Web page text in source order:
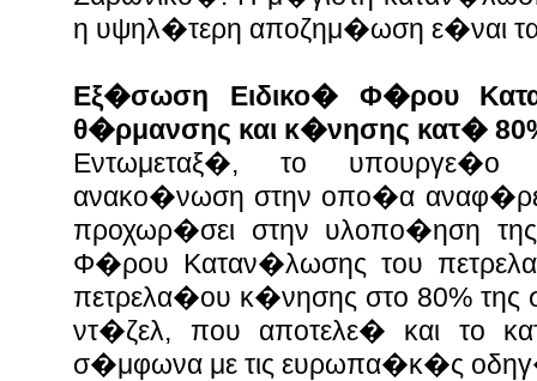
η υψηλ�τερη αποζημ�ωση ε�ναι
Εξ�σωση Ειδικο� Φ�ρου
θ�ρμανσης και κ�νησης κατ�
Εντωμεταξ�, το υπουργε�ο
ανακο�νωση στην οπο�α
προχωρ�σει στην υλοπο�ηση
Φ�ρου Καταν�λωσης του
πετρελα�ου κ�νησης στο 80% της
ντ�ζελ, που αποτελε� και το
σ�μφωνα με τις ευρωπα�κ�ς